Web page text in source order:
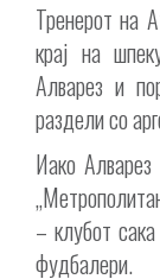
Тренерот на
крај на
Алварез и
раздели со
Иако
– клубот
фудбалери.